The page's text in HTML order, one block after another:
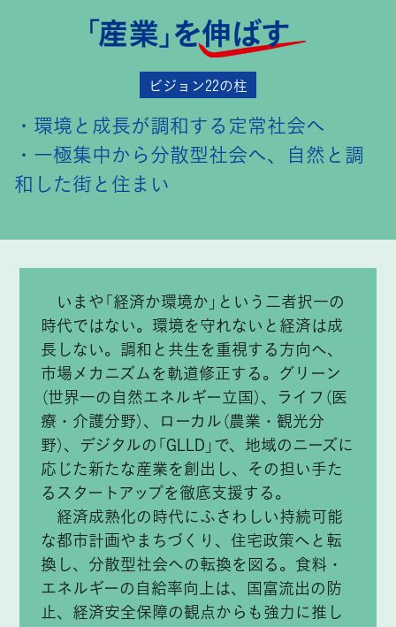
ビジョン22の柱
・環境と成長が調和する定常社会へ
・一極集中から分散型社会へ、自然と調
和した街と住まい
いまや「経済か環境か」という二者択一の
時代ではない。環境を守れないと経済は成
長しない。調和と共生を重視する方向へ、
市場メカニズムを軌道修正する。グリーン
（世界一の自然エネルギー立国）、ライフ（医
療・介護分野）、ローカル（農業・観光分
野）、デジタルの「GLLD」で、地域のニーズに
応じた新たな産業を創出し、その担い手た
るスタートアップを徹底支援する。
経済成熟化の時代にふさわしい持続可能
な都市計画やまちづくり、住宅政策へと転
換し、分散型社会への転換を図る。食料・
エネルギーの自給率向上は、国富流出の防
止、経済安全保障の観点からも強力に推し